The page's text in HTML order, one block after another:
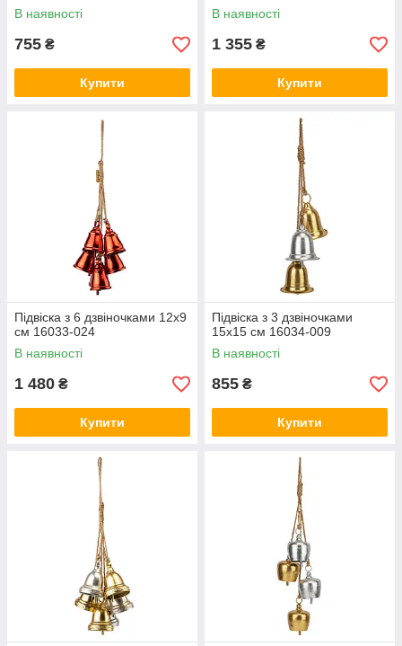
В наявності
755 ₴
Купити
В наявності
1 355 ₴
Купити
Підвіска з 6 дзвіночками 12х9
см 16033-024
В наявності
1 480 ₴
Купити
Підвіска з 3 дзвіночками
15х15 см 16034-009
В наявності
855 ₴
Купити